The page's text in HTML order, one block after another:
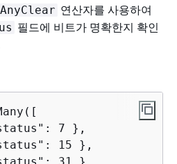
연산자를 사용하여
필드에 비트가 명확한지 확인
7 },
15 },
31 }